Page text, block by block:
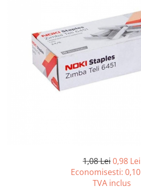
Tipizate
Tipizate autocopiative
Tipizate autocopiative
personalizate
Tipizate offset
1,08 Lei0,98 Lei
Economisesti: 0,10
TVA inclus